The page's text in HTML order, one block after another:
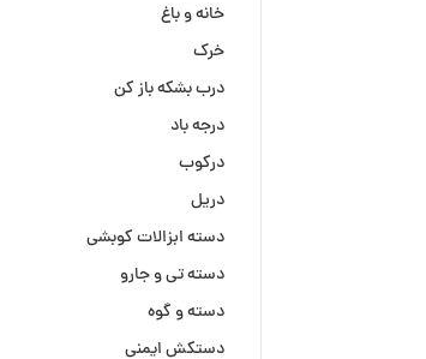
خانه و باغ
خرک
درب بشکه باز کن
درجه باد
درکوب
دریل
دسته ابزالات کوبشی
دسته تی و جارو
دسته و گوه
دستکش ایمنی